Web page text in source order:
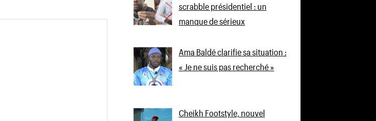
scrabble présidentiel : un
manque de sérieux
Ama Baldé clarifie sa situation :
« Je ne suis pas recherché »
Cheikh Footstyle, nouvel